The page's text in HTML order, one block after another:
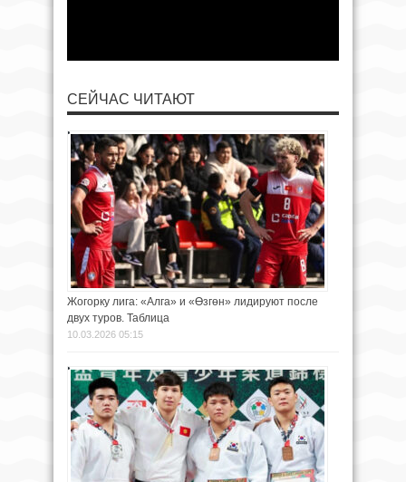
СЕЙЧАС ЧИТАЮТ
Жогорку лига: «Алга» и «Өзгөн» лидируют после
двух туров. Таблица
10.03.2026 05:15